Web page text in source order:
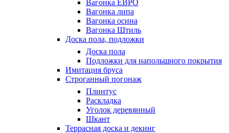
Вагонка ЕВРО
Вагонка липа
Вагонка осина
Вагонка Штиль
Доска пола, подложки
Доска пола
Подложки для напольшного покрытия
Имитация бруса
Строганный погонаж
Плинтус
Раскладка
Уголок деревянный
Шкант
Террасная доска и декинг